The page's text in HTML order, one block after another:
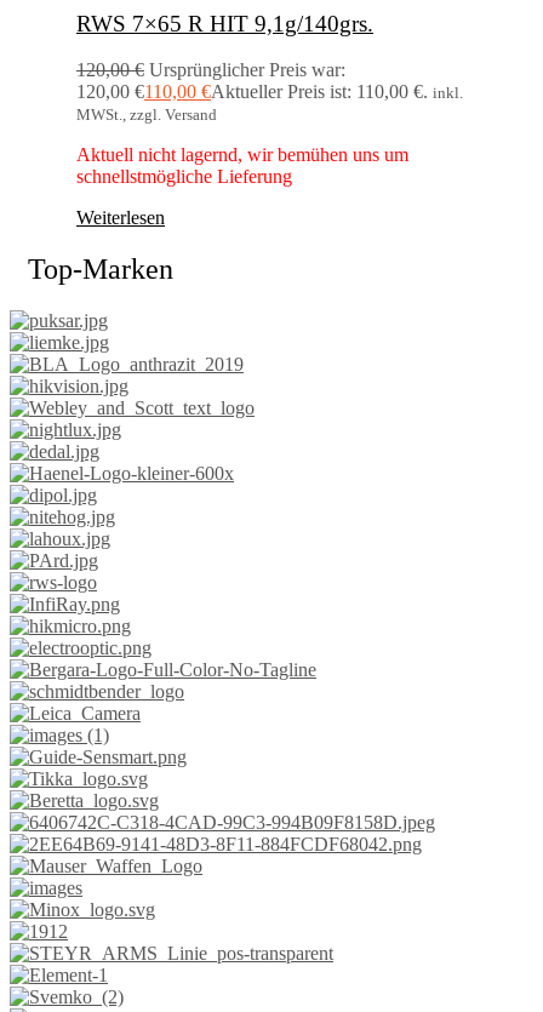
RWS 7×65 R HIT 9,1g/140grs.
120,00€ Ursprünglicher Preis war:
120,00 €110,00 €Aktueller Preis ist: 110,00 €. inkl.
MWSt., zzgl. Versand
Aktuell nicht lagernd, wir bemühen uns um
schnellstmögliche Lieferung
Weiterlesen
Top-Marken